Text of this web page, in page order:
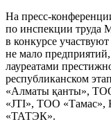
На пресс-
по инспекции труда
в конкурсе
не мало
лауреатами
республиканском
«Алматы қанты»,
«JTI», ТОО
«ТАТЭК».